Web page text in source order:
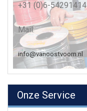
+31 (0)6-54291414
Mail:
info@vanoostvoorn.nl
Onze Service